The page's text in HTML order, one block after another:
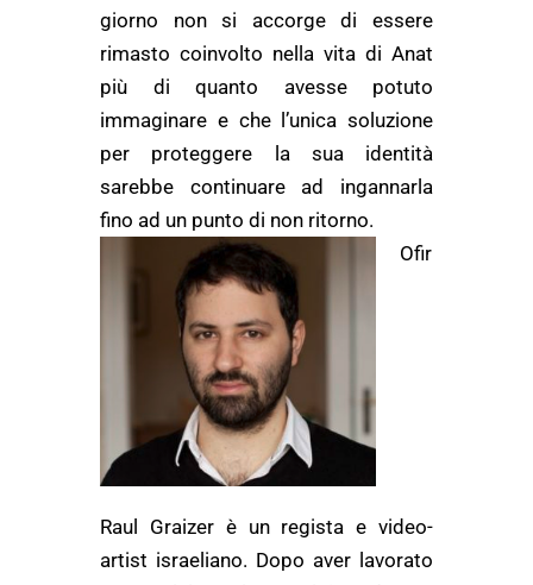
giorno non si accorge di essere
rimasto coinvolto nella vita di Anat
più di quanto avesse potuto
immaginare e che l’unica soluzione
per proteggere la sua identità
sarebbe continuare ad ingannarla
fino ad un punto di non ritorno.
Ofir
Raul Graizer è un regista e video-
artist israeliano. Dopo aver lavorato